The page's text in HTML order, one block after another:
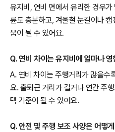
유지비, 연비 면에서 유리한 경우
륜도 충분하고, 겨울철 눈길이나
움이 될 수 있어요.
Q. 연비 차이는 유지비에 얼마나
A. 연비 차이는 주행거리가 많을수
요. 출퇴근 거리가 길거나 연간 주
택 기준이 될 수 있어요.
Q. 안전 및 주행 보조 사양은 어떻